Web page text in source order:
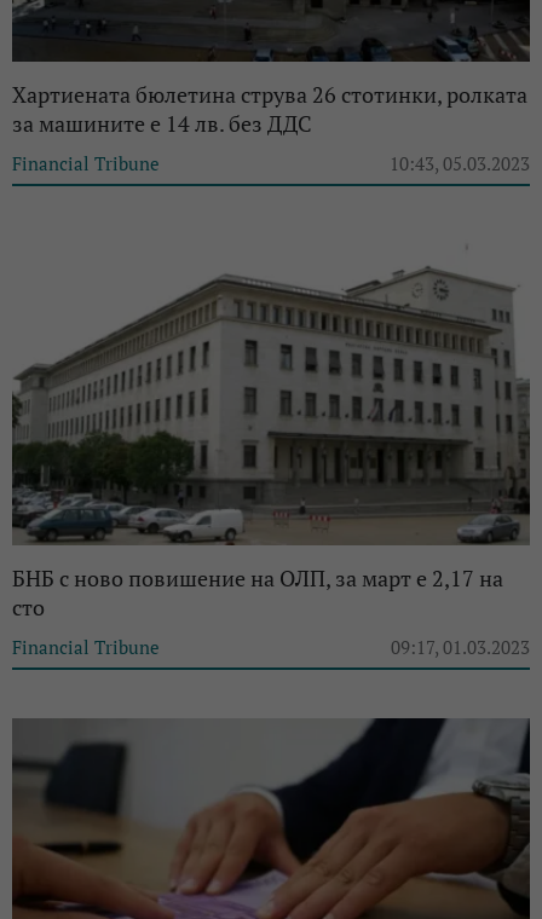
Хартиената бюлетина струва 26 стотинки, ролката
за машините е 14 лв. без ДДС
Financial Tribune 10:43, 05.03.2023
БНБ с ново повишение на ОЛП, за март е 2,17 на
сто
Financial Tribune 09:17, 01.03.2023